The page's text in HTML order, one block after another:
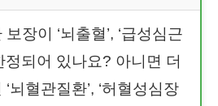
장이 ‘뇌출혈’, ‘급성심근
정되어 있나요? 아니면 더
뇌혈관질환’, ‘허혈성심장